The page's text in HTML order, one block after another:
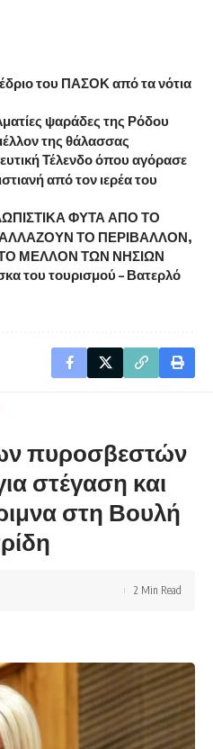
του ΠΑΣΟΚ από τα νότια
ψαράδες της Ρόδου
της θάλασσας
Τέλενδο όπου αγόρασε
από τον ιερέα του
ΦΥΤΑ ΑΠΟ ΤΟ
ΤΟ ΠΕΡΙΒΑΛΛΟΝ,
ΜΕΛΛΟΝ ΤΩΝ ΝΗΣΙΩΝ
του τουρισμού – Βατερλό
πυροσβεστών
στέγαση και
στη Βουλή
2 Min Read